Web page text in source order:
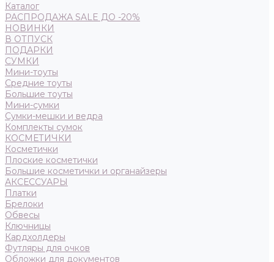
Каталог
РАСПРОДАЖА SALE ДО -20%
НОВИНКИ
В ОТПУСК
ПОДАРКИ
СУМКИ
Мини-тоуты
Средние тоуты
Большие тоуты
Мини-сумки
Сумки-мешки и ведра
Комплекты сумок
КОСМЕТИЧКИ
Косметички
Плоские косметички
Большие косметички и органайзеры
АКСЕССУАРЫ
Платки
Брелоки
Обвесы
Ключницы
Кардхолдеры
Футляры для очков
Обложки для документов